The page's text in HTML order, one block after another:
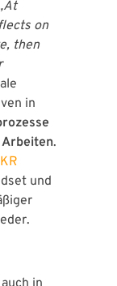
on
then
in
.
und